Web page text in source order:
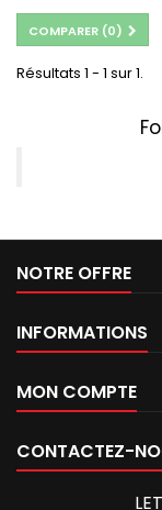
COMPARER (0)
Résultats 1 - 1 sur 1.
NOTRE OFFRE
INFORMATIONS
MON COMPTE
CONTACTEZ-